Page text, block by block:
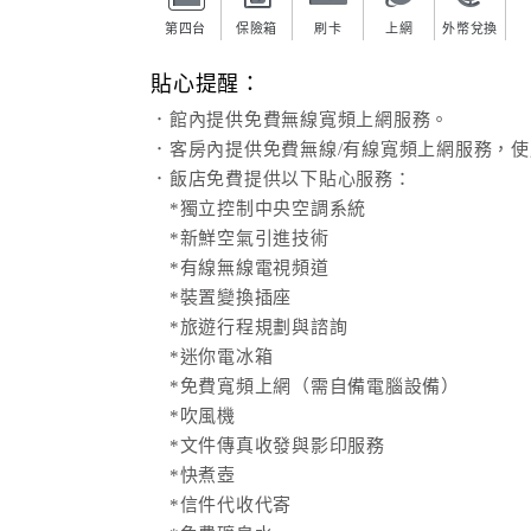
第四台 保險箱 刷卡 上網 外幣兌換
貼心提醒：
．館內提供免費無線寬頻上網服務。
．客房內提供免費無線/有線寬頻上網服務，
．飯店免費提供以下貼心服務：
*獨立控制中央空調系統
*新鮮空氣引進技術
*有線無線電視頻道
*裝置變換插座
*旅遊行程規劃與諮詢
*迷你電冰箱
*免費寬頻上網（需自備電腦設備）
*吹風機
*文件傳真收發與影印服務
*快煮壺
*信件代收代寄